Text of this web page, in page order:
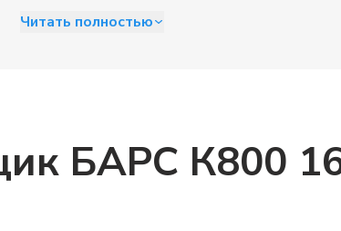
Электростартер (Зависит от комплектации).
Читать полностью
БАРС К800